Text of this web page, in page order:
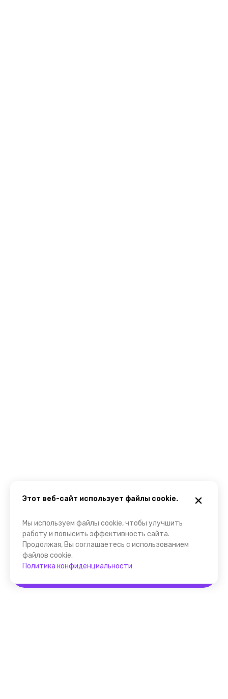
Этот веб-сайт использует файлы cookie.
Мы используем файлы cookie, чтобы улучшить
работу и повысить эффективность сайта.
Продолжая, Вы соглашаетесь с использованием
файлов cookie.
Политика конфиденциальности